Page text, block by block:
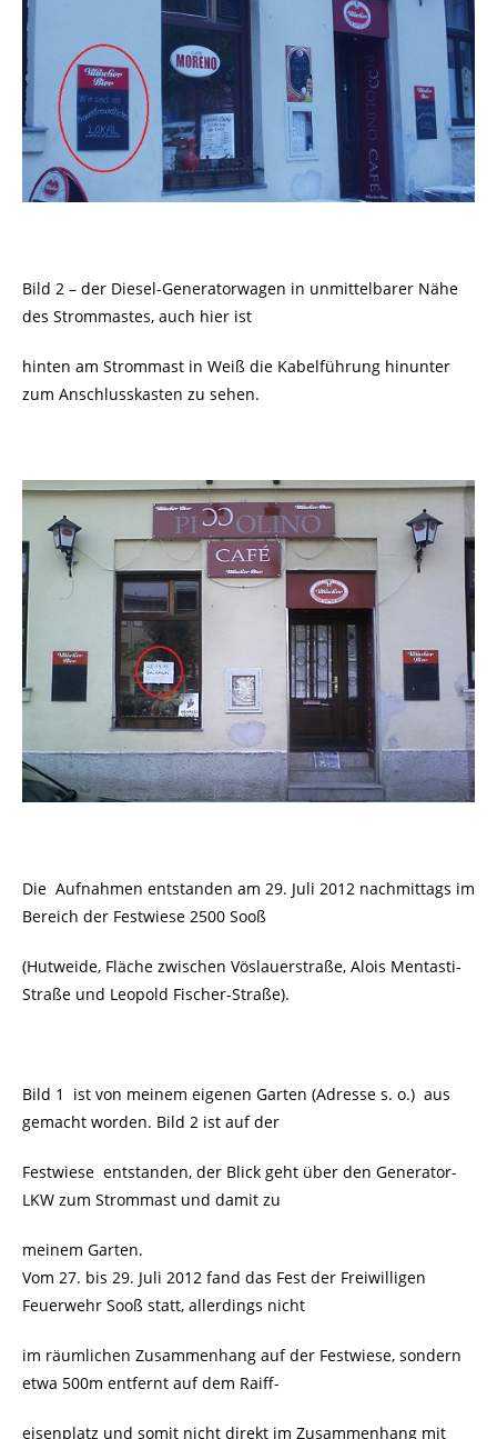
Bild 2 – der Diesel-Generatorwagen in unmittelbarer Nähe
des Strommastes, auch hier ist
hinten am Strommast in Weiß die Kabelführung hinunter
zum Anschlusskasten zu sehen.
Die Aufnahmen entstanden am 29. Juli 2012 nachmittags im
Bereich der Festwiese 2500 Sooß
(Hutweide, Fläche zwischen Vöslauerstraße, Alois Mentasti-
Straße und Leopold Fischer-Straße).
Bild 1 ist von meinem eigenen Garten (Adresse s. o.) aus
gemacht worden. Bild 2 ist auf der
Festwiese entstanden, der Blick geht über den Generator-
LKW zum Strommast und damit zu
meinem Garten.
Vom 27. bis 29. Juli 2012 fand das Fest der Freiwilligen
Feuerwehr Sooß statt, allerdings nicht
im räumlichen Zusammenhang auf der Festwiese, sondern
etwa 500m entfernt auf dem Raiff-
eisenplatz und somit nicht direkt im Zusammenhang mit